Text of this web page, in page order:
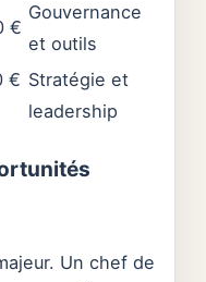
€
Gouvernance
et outils
€ Stratégie et
leadership
Un chef de